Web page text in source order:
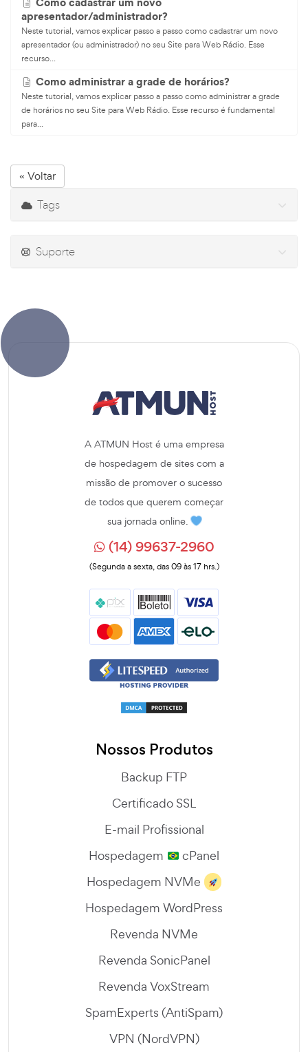
apresentador/administrador?
Neste tutorial, vamos explicar passo a passo como cadastrar um novo
apresentador (ou administrador) no seu Site para Web Rádio. Esse
recurso...
Como administrar a grade de horários?
Neste tutorial, vamos explicar passo a passo como administrar a grade
de horários no seu Site para Web Rádio. Esse recurso é fundamental
para...
« Voltar
Tags
Suporte
A ATMUN Host é uma empresa
de hospedagem de sites com a
missão de promover o sucesso
de todos que querem começar
sua jornada online.
(14) 99637-2960
(Segunda a sexta, das 09 às 17 hrs.)
Nossos Produtos
Backup FTP
Certificado SSL
E-mail Profissional
Hospedagem
cPanel
Hospedagem NVMe
Hospedagem WordPress
Revenda NVMe
Revenda SonicPanel
Revenda VoxStream
SpamExperts (AntiSpam)
VPN (NordVPN)